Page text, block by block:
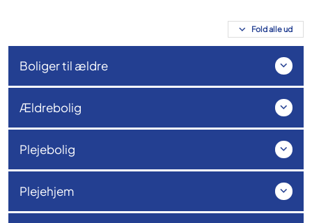
Fold alle ud
Boliger til ældre
Ældrebolig
Plejebolig
Plejehjem